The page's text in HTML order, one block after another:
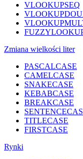
VLOOKUPSEQ
Zmiana wielkości liter
PASCALCASE
CAMELCASE
SNAKECASE
KEBABCASE
BREAKCASE
TITLECASE
FIRSTCASE
Rynki